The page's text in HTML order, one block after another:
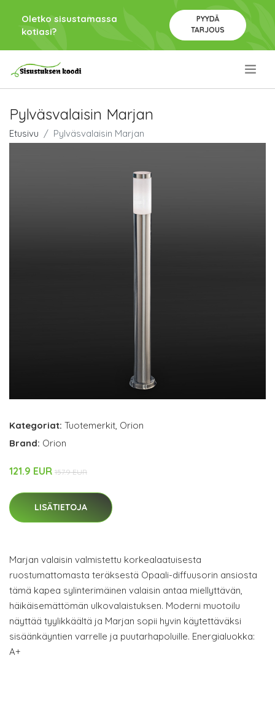
Oletko sisustamassa
kotiasi?
PYYDÄ
TARJOUS
Pylväsvalaisin Marjan
Etusivu Pylväsvalaisin Marjan
Kategoriat: Tuotemerkit, Orion
Brand: Orion
121.9 EUR 157.9 EUR
LISÄTIETOJA
Marjan valaisin valmistettu korkealaatuisesta
ruostumattomasta teräksestä Opaali-diffuusorin ansiosta
tämä kapea sylinterimäinen valaisin antaa miellyttävän,
häikäisemättömän ulkovalaistuksen. Moderni muotoilu
näyttää tyylikkäältä ja Marjan sopii hyvin käytettäväksi
sisäänkäyntien varrelle ja puutarhapoluille. Energialuokka:
A+